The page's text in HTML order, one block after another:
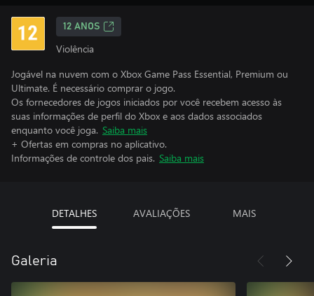
12 ANOS
Violência
Jogável na nuvem com o Xbox Game Pass Essential, Premium ou
Ultimate. É necessário comprar o jogo.
Os fornecedores de jogos iniciados por você recebem acesso às
suas informações de perfil do Xbox e aos dados associados
enquanto você joga. Saiba mais
+ Ofertas em compras no aplicativo.
Informações de controle dos pais. Saiba mais
DETALHES AVALIAÇÕES MAIS
Galeria